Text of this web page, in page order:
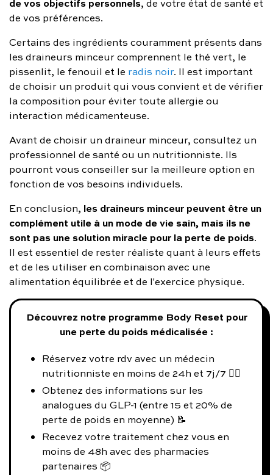
, de votre état de santé et
de vos préférences.
Certains des ingrédients couramment présents dans
les draineurs minceur comprennent le thé vert, le
pissenlit, le fenouil et le radis noir. Il est important
de choisir un produit qui vous convient et de vérifier
la composition pour éviter toute allergie ou
interaction médicamenteuse.
Avant de choisir un draineur minceur, consultez un
professionnel de santé ou un nutritionniste. Ils
pourront vous conseiller sur la meilleure option en
fonction de vos besoins individuels.
En conclusion, les draineurs minceur peuvent être un
complément utile à un mode de vie sain, mais ils ne
sont pas une solution miracle pour la perte de poids.
Il est essentiel de rester réaliste quant à leurs effets
et de les utiliser en combinaison avec une
alimentation équilibrée et de l'exercice physique.
Découvrez notre programme Body Reset pour
une perte du poids médicalisée :
Réservez votre rdv avec un médecin
nutritionniste en moins de 24h et 7j/7 👨‍⚕️
Obtenez des informations sur les
analogues du GLP-1 (entre 15 et 20% de
perte de poids en moyenne) 📝
Recevez votre traitement chez vous en
moins de 48h avec des pharmacies
partenaires 📦